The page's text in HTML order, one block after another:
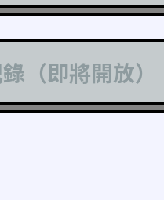
（即將開放）